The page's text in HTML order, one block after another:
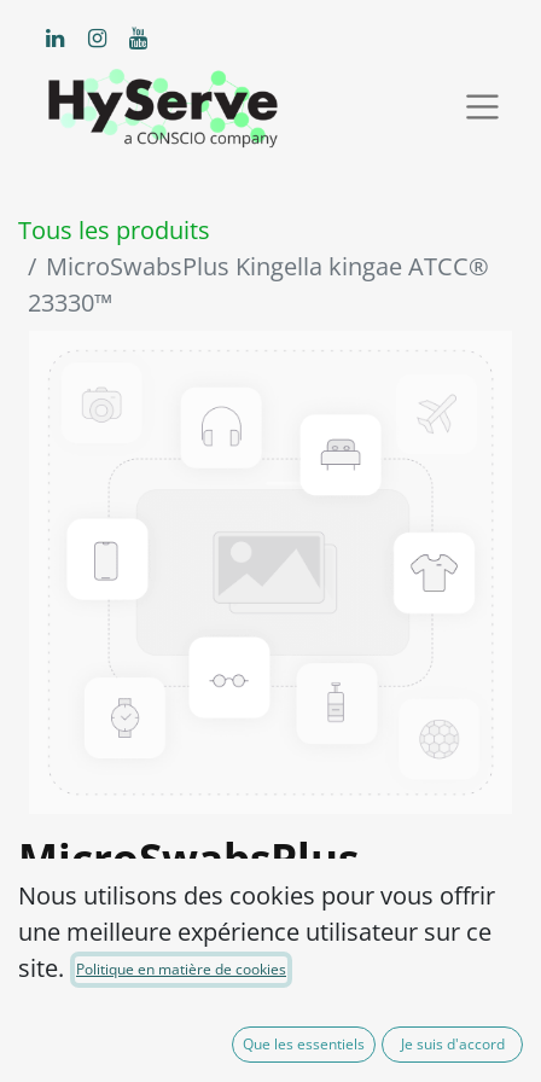
Tous les produits
MicroSwabsPlus Kingella kingae ATCC®
23330™
MicroSwabsPlus
Kingella kingae ATCC®
23330™
hors TVA
Nous utilisons des cookies pour vous offrir
une meilleure expérience utilisateur sur ce
site.
Politique en matière de cookies
Que les essentiels Je suis d'accord